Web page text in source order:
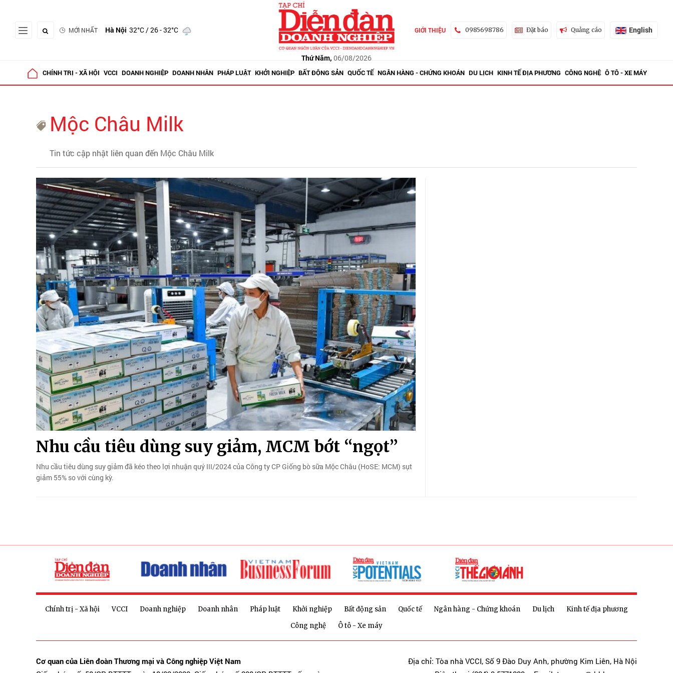
MỚI NHẤT Hà Nội 32°C/ 26 - 32°C
Thứ Năm, 06/08/2026
GIỚI THIỆU 0985698786 Đặt báo Quảng cáo English
CHÍNH TRỊ - XÃ HỘI VCCI DOANH NGHIỆP DOANH NHÂN PHÁP LUẬT KHỞI NGHIỆP BẤT ĐỘNG SẢN QUỐC TẾ NGÂN HÀNG - CHỨNG KHOÁN DU LỊCH KINH TẾ ĐỊA PHƯƠNG CÔNG NGHỆ Ô TÔ - XE MÁY
Mộc Châu Milk
Tin tức cập nhật liên quan đến Mộc Châu Milk
Nhu cầu tiêu dùng suy giảm, MCM bớt “ngọt”
Nhu cầu tiêu dùng suy giảm đã kéo theo lợi nhuận quý III/2024 của Công ty CP Giống bò sữa Mộc Châu (HoSE: MCM) sụt
giảm 55% so với cùng kỳ.
Chính trị - Xã hội VCCI Doanh nghiệp Doanh nhân Pháp luật Khởi nghiệp Bất động sản Quốc tế Ngân hàng - Chứng khoán Du lịch
Kinh tế địa phương
Công nghệ
Ô tô - Xe máy
Cơ quan của Liên đoàn Thương mại và Công nghiệp Việt Nam
Địa chỉ: Tòa nhà VCCI, Số 9 Đào Duy Anh, phường Kim Liên, Hà Nội